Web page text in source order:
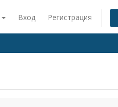
Вход Регистрация